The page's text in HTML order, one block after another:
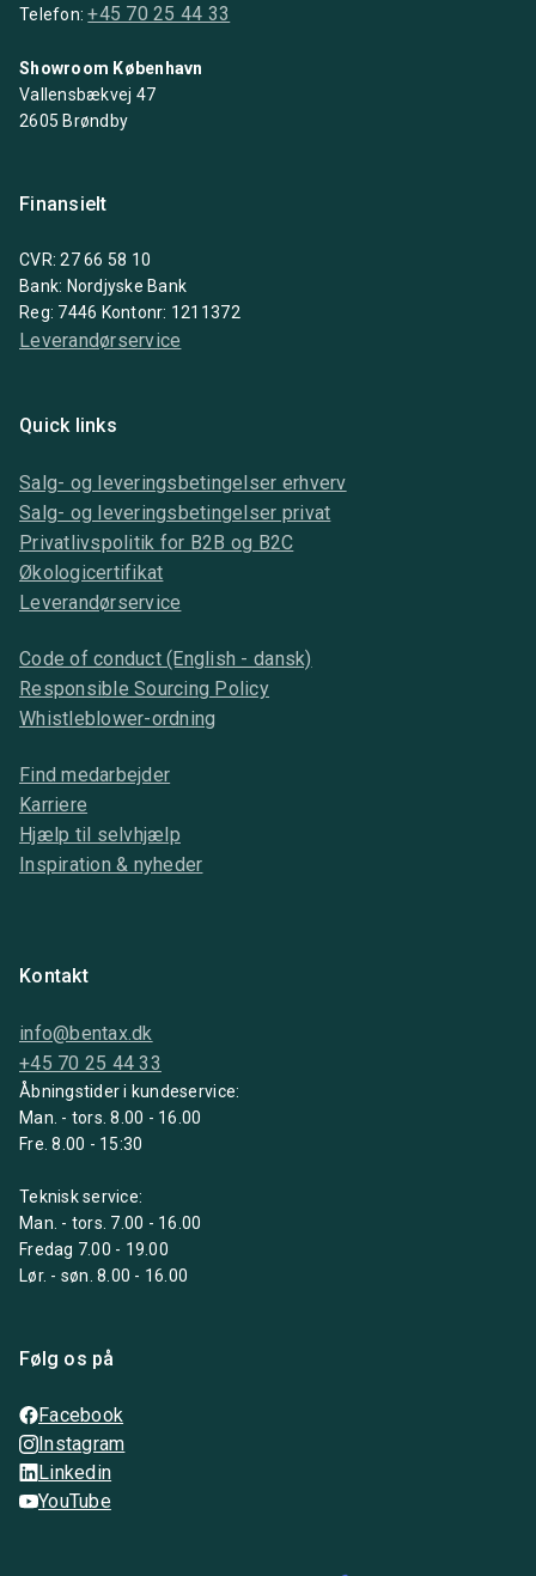
Telefon:+45 70 25 44 33
Showroom København
Vallensbækvej 47
2605 Brøndby
Finansielt
CVR: 27 66 58 10
Bank: Nordjyske Bank
Reg: 7446 Kontonr: 1211372
Leverandørservice
Quick links
Salg- og leveringsbetingelser erhverv
Salg- og leveringsbetingelser privat
Privatlivspolitik for B2B og B2C
Økologicertifikat
Leverandørservice
Code of conduct (English - dansk)
Responsible Sourcing Policy
Whistleblower-ordning
Find medarbejder
Karriere
Hjælp til selvhjælp
Inspiration & nyheder
Kontakt
info@bentax.dk
+45 70 25 44 33
Åbningstider i kundeservice:
Man. - tors. 8.00 - 16.00
Fre. 8.00 - 15:30
Teknisk service:
Man. - tors. 7.00 - 16.00
Fredag 7.00 - 19.00
Lør. - søn. 8.00 - 16.00
Følg os på
Facebook
Instagram
Linkedin
YouTube